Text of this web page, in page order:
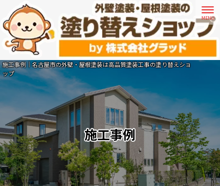
施工事例｜名古屋市の外壁・屋根塗装は高品質塗装工事の塗り替えショ
ップ
施工事例